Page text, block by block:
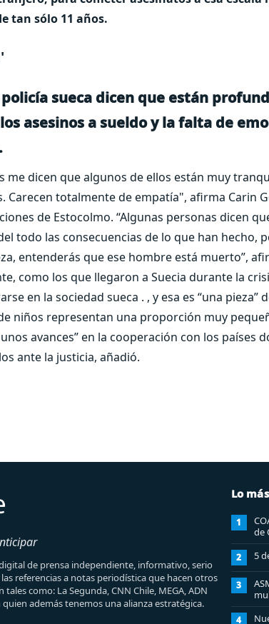
tan sólo 11 años.
policía sueca dicen que están
asesinos a sueldo y la falta de
me dicen que algunos de ellos están muy
Carecen totalmente de empatía", afirma Carin
de Estocolmo. “Algunas personas dicen
todo las consecuencias de lo que han hecho,
entenderás que ese hombre está muerto”,
como los que llegaron a Suecia durante la
en la sociedad sueca . , y esa es “una pieza”
niños representan una proporción muy
avances” en la cooperación con los países
ante la justicia, añadió.
de prensa independiente, informativo, serio
referencias a notas periodística que hacen otros
como: La Segunda, CNN Chile, MEGA, ADN
quien además tenemos una alianza estratégica.
Lo
1
de
2 5
3
4